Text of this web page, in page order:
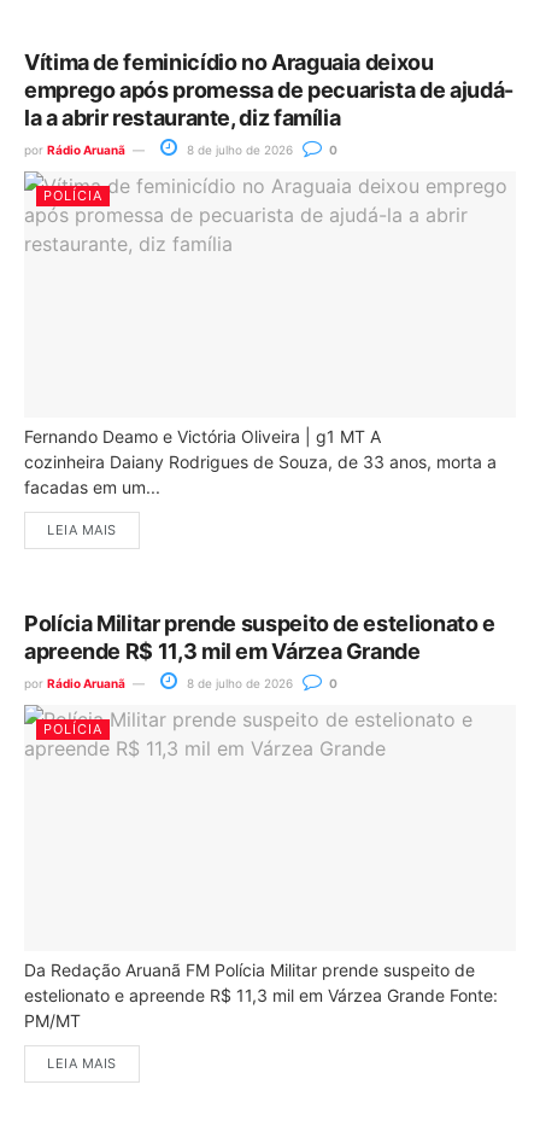
Vítima de feminicídio no Araguaia deixou
emprego após promessa de pecuarista de ajudá-
la a abrir restaurante, diz família
por Rádio Aruanã 8 de julho de 2026 0
POLÍCIA
Fernando Deamo e Victória Oliveira | g1 MT A
cozinheira Daiany Rodrigues de Souza, de 33 anos, morta a
facadas em um...
LEIA MAIS
Polícia Militar prende suspeito de estelionato e
apreende R$ 11,3 mil em Várzea Grande
por Rádio Aruanã 8 de julho de 2026 0
POLÍCIA
Da Redação Aruanã FM Polícia Militar prende suspeito de
estelionato e apreende R$ 11,3 mil em Várzea Grande Fonte:
PM/MT
LEIA MAIS